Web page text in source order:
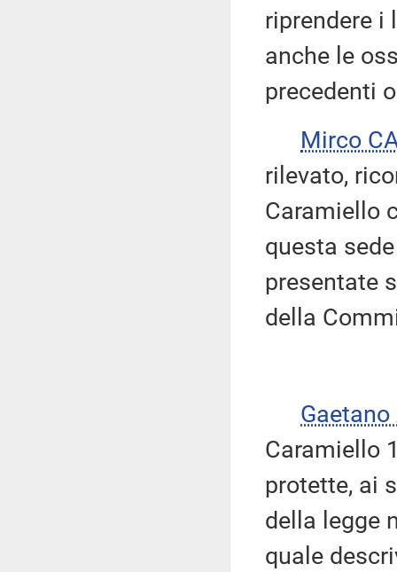
riprendere i
anche le
precedenti
Mirco
rilevato,
Caramiello
questa
presentate
della
Gaetano
Caramiello
protette, ai
della legge
quale